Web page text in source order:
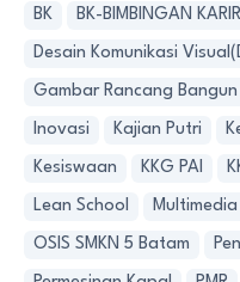
BK BK-BIMBINGAN KARIR
Desain Komunikasi
Gambar Rancang
Inovasi Kajian Putri
Kesiswaan KKG PAI
Lean School Multimedia
OSIS SMKN 5 Batam